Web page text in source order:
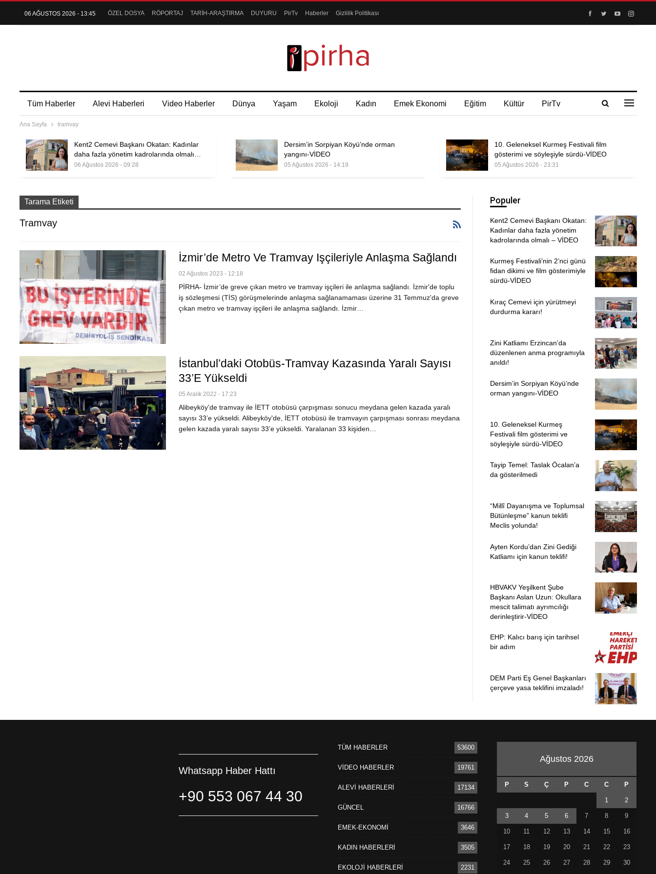
06 AĞUSTOS 2026 - 13:45 ÖZEL DOSYA RÖPORTAJ TARİH-ARAŞTIRMA DUYURU PirTv Haberler Gizlilik Politikası
Tüm Haberler Alevi Haberleri Video Haberler Dünya Yaşam Ekoloji Kadın Emek Ekonomi Eğitim Kültür PirTv
Ana Sayfa tramvay
Kent2 Cemevi Başkanı Okatan: Kadınlar
daha fazla yönetim kadrolarında olmalı…
06 Ağustos 2026 - 09:28
Dersim’in Sorpiyan Köyü’nde orman
yangını-VİDEO
05 Ağustos 2026 - 14:19
10. Geleneksel Kurmeş Festivali film
gösterimi ve söyleşiyle sürdü-VİDEO
05 Ağustos 2026 - 23:31
Tarama Etiketi
Tramvay
İzmir’de Metro Ve Tramvay Işçileriyle Anlaşma Sağlandı
02 Ağustos 2023 - 12:18
PİRHA- İzmir’de greve çıkan metro ve tramvay işçileri ile anlaşma sağlandı. İzmir'de toplu
iş sözleşmesi (TİS) görüşmelerinde anlaşma sağlanamaması üzerine 31 Temmuz'da greve
çıkan metro ve tramvay işçileri ile anlaşma sağlandı. İzmir…
İstanbul’daki Otobüs-Tramvay Kazasında Yaralı Sayısı
33’e Yükseldi
05 Aralık 2022 - 17:23
Alibeyköy'de tramvay ile İETT otobüsü çarpışması sonucu meydana gelen kazada yaralı
sayısı 33’e yükseldi. Alibeyköy'de, İETT otobüsü ile tramvayın çarpışması sonrası meydana
gelen kazada yaralı sayısı 33’e yükseldi. Yaralanan 33 kişiden…
Populer
Kent2 Cemevi Başkanı Okatan:
Kadınlar daha fazla yönetim
kadrolarında olmalı – VİDEO
Kurmeş Festivali’nin 2’nci günü
fidan dikimi ve film gösterimiyle
sürdü-VİDEO
Kıraç Cemevi için yürütmeyi
durdurma kararı!
Zini Katliamı Erzincan’da
düzenlenen anma programıyla
anıldı!
Dersim’in Sorpiyan Köyü’nde
orman yangını-VİDEO
10. Geleneksel Kurmeş
Festivali film gösterimi ve
söyleşiyle sürdü-VİDEO
Tayip Temel: Taslak Öcalan’a
da gösterilmedi
“Millî Dayanışma ve Toplumsal
Bütünleşme” kanun teklifi
Meclis yolunda!
Ayten Kordu’dan Zini Gediği
Katliamı için kanun teklifi!
HBVAKV Yeşilkent Şube
Başkanı Aslan Uzun: Okullara
mescit talimatı ayrımcılığı
derinleştirir-VİDEO
EHP: Kalıcı barış için tarihsel
bir adım
DEM Parti Eş Genel Başkanları
çerçeve yasa teklifini imzaladı!
Whatsapp Haber Hattı
+90 553 067 44 30
TÜM HABERLER 53600
VİDEO HABERLER 19761
ALEVİ HABERLERİ 17134
GÜNCEL 16766
EMEK-EKONOMİ 3646
KADIN HABERLERİ 3505
EKOLOJİ HABERLERİ 2231
Ağustos 2026
P S Ç P C C P
1 2
3 4 5 6 7 8 9
10 11 12 13 14 15 16
17 18 19 20 21 22 23
24 25 26 27 28 29 30